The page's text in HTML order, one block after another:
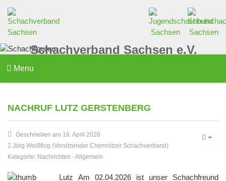
Schachverband Sachsen e.V.
Menu
NACHRUF LUTZ GERSTENBERG
Geschrieben am 16. April 2026
Jörg Weißflog (Vorsitzender Chemnitzer Schachverband)
Kategorie: Nachrichten -Allgemein
Am 02.04.2026 ist unser Schachfreund